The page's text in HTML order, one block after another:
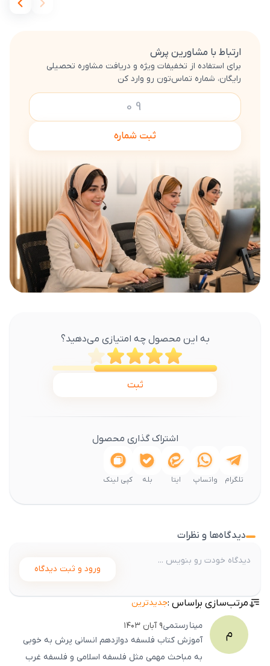
ارتباط با مشاورین پرش
برای استفاده از تخفیفات ویژه و دریافت مشاوره تحصیلی
رایگان، شماره تماس‌تون رو وارد کن
ثبت شماره
به این محصول چه امتیازی می‌دهید؟
ثبت
اشتراک گذاری محصول
تلگرام واتساپ ایتا بله کپی لینک
دیدگاه‌ها و نظرات
ورود و ثبت دیدگاه
مرتب‌سازی براساس :جدیدترین
م مینارستمی۹ آبان ۱۴۰۳
آموزش کتاب فلسفه دوازدهم انسانی پرش به خوبی
به مباحث مهمی مثل فلسفه اسلامی و فلسفه غرب